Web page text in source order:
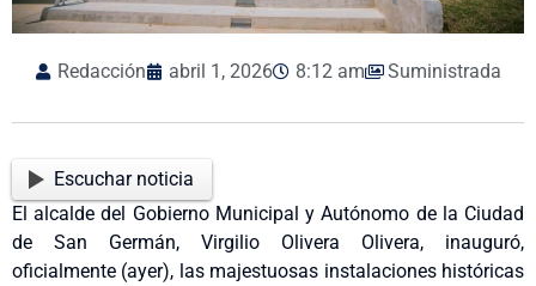
Redacción abril 1, 2026 8:12 am Suministrada
Escuchar noticia
El alcalde del Gobierno Municipal y Autónomo de la Ciudad
de San Germán, Virgilio Olivera Olivera, inauguró,
oficialmente (ayer), las majestuosas instalaciones históricas